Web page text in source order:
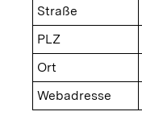
Straße
PLZ
Ort
Webadresse